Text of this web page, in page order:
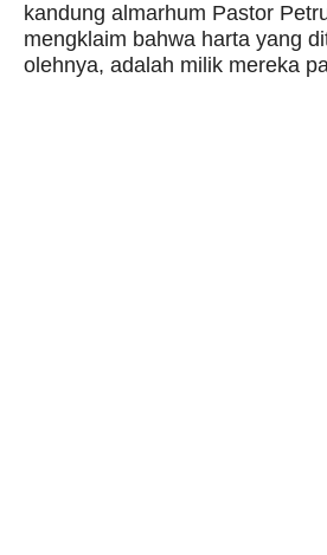
kandung almarhum Pastor
mengklaim bahwa harta yang
olehnya, adalah milik mereka